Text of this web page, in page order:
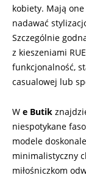
kobiety. Mają
nadawać
Szczególnie
z kieszeniami
funkcjonalność,
casualowej lub
W e Butik
niespotykane
modele
minimalistyczny
miłośniczkom